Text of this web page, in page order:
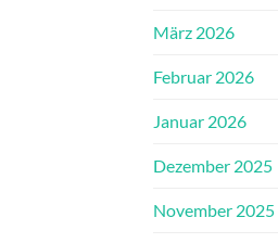
März 2026
Februar 2026
Januar 2026
Dezember 2025
November 2025